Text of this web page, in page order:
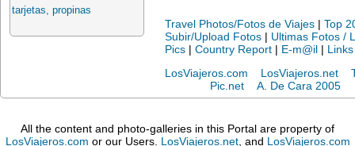
tarjetas, propinas
Travel Photos/Fotos de Viajes | Top
Subir/Upload Fotos | Ultimas Fotos /
Pics | Country Report | E-m@il | Links
LosViajeros.com
LosViajeros.net
Pic.net
A. De Cara 2005
All the content and photo-galleries in this Portal are property of
LosViajeros.com or our Users. LosViajeros.net, and LosViajeros.com